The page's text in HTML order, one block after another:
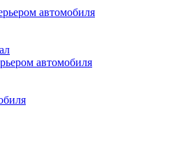
автомобиля
автомобиля